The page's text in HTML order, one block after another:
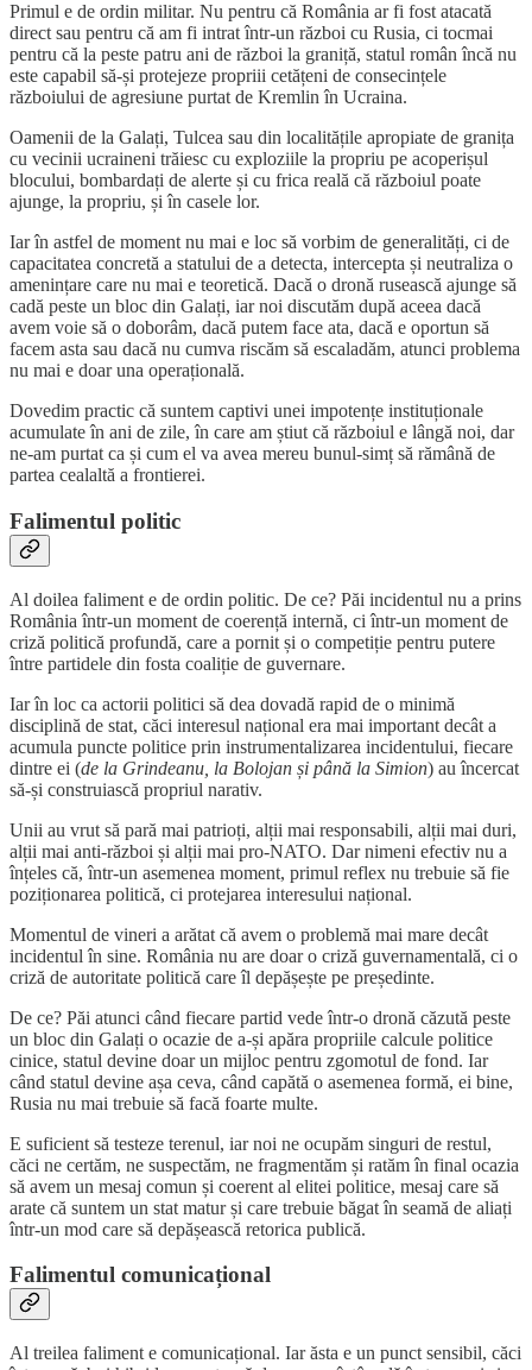
Primul e de ordin militar. Nu pentru că România ar fi fost atacată
direct sau pentru că am fi intrat într-un război cu Rusia, ci tocmai
pentru că la peste patru ani de război la graniță, statul român încă nu
este capabil să-și protejeze propriii cetățeni de consecințele
războiului de agresiune purtat de Kremlin în Ucraina.
Oamenii de la Galați, Tulcea sau din localitățile apropiate de granița
cu vecinii ucraineni trăiesc cu exploziile la propriu pe acoperișul
blocului, bombardați de alerte și cu frica reală că războiul poate
ajunge, la propriu, și în casele lor.
Iar în astfel de moment nu mai e loc să vorbim de generalități, ci de
capacitatea concretă a statului de a detecta, intercepta și neutraliza o
amenințare care nu mai e teoretică. Dacă o dronă rusească ajunge să
cadă peste un bloc din Galați, iar noi discutăm după aceea dacă
avem voie să o doborâm, dacă putem face ata, dacă e oportun să
facem asta sau dacă nu cumva riscăm să escaladăm, atunci problema
nu mai e doar una operațională.
Dovedim practic că suntem captivi unei impotențe instituționale
acumulate în ani de zile, în care am știut că războiul e lângă noi, dar
ne-am purtat ca și cum el va avea mereu bunul-simț să rămână de
partea cealaltă a frontierei.
Falimentul politic
Al doilea faliment e de ordin politic. De ce? Păi incidentul nu a prins
România într-un moment de coerență internă, ci într-un moment de
criză politică profundă, care a pornit și o competiție pentru putere
între partidele din fosta coaliție de guvernare.
Iar în loc ca actorii politici să dea dovadă rapid de o minimă
disciplină de stat, căci interesul național era mai important decât a
acumula puncte politice prin instrumentalizarea incidentului, fiecare
dintre ei (de la Grindeanu, la Bolojan și până la Simion) au încercat
să-și construiască propriul narativ.
Unii au vrut să pară mai patrioți, alții mai responsabili, alții mai duri,
alții mai anti-război și alții mai pro-NATO. Dar nimeni efectiv nu a
înțeles că, într-un asemenea moment, primul reflex nu trebuie să fie
poziționarea politică, ci protejarea interesului național.
Momentul de vineri a arătat că avem o problemă mai mare decât
incidentul în sine. România nu are doar o criză guvernamentală, ci o
criză de autoritate politică care îl depășește pe președinte.
De ce? Păi atunci când fiecare partid vede într-o dronă căzută peste
un bloc din Galați o ocazie de a-și apăra propriile calcule politice
cinice, statul devine doar un mijloc pentru zgomotul de fond. Iar
când statul devine așa ceva, când capătă o asemenea formă, ei bine,
Rusia nu mai trebuie să facă foarte multe.
E suficient să testeze terenul, iar noi ne ocupăm singuri de restul,
căci ne certăm, ne suspectăm, ne fragmentăm și ratăm în final ocazia
să avem un mesaj comun și coerent al elitei politice, mesaj care să
arate că suntem un stat matur și care trebuie băgat în seamă de aliați
într-un mod care să depășească retorica publică.
Falimentul comunicațional
Al treilea faliment e comunicațional. Iar ăsta e un punct sensibil, căci